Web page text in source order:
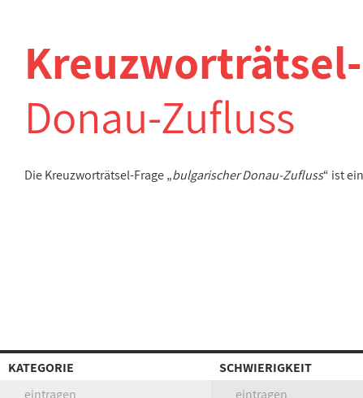
Donau-Zufluss
Die Kreuzworträtsel-Frage „bulgarischer Donau-Zufluss“ ist
KATEGORIE SCHWIERIGKEIT
eintragen
eintragen